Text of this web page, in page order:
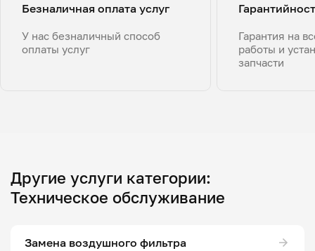
Безналичная оплата услуг
У нас безналичный способ
оплаты услуг
Гарантия на
работы и
запчасти
Другие услуги категории:
Техническое обслуживание
Замена воздушного фильтра